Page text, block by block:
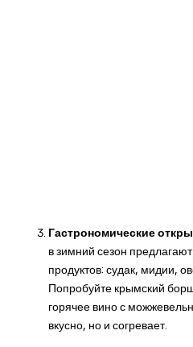
Гастрономические
в зимний сезон
продуктов: судак, мидии,
Попробуйте крымский
горячее вино с
вкусно, но и согревает.